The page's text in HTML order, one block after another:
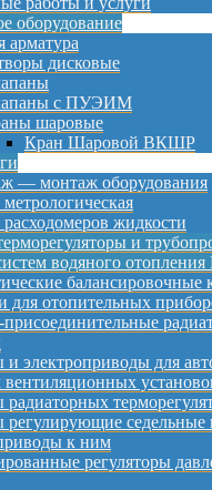
оборудование
арматура
дисковые
с ПУЭИМ
шаровые
Кран Шаровой ВКШР
— монтаж оборудования
жидкости
и
водяного отопления
балансировочные
для отопительных
электроприводы для
регулирующие седельные
к ним
регуляторы